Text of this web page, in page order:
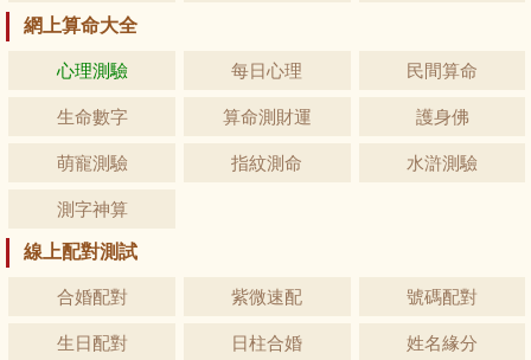
網上算命大全
心理測驗 每日心理 民間算命
生命數字 算命測財運 護身佛
萌寵測驗 指紋測命 水滸測驗
測字神算
線上配對測試
合婚配對 紫微速配 號碼配對
生日配對 日柱合婚 姓名緣分